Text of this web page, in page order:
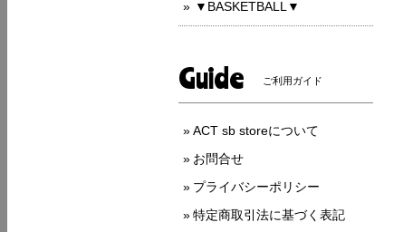
▼BASKETBALL▼
Guide ご利用ガイド
ACT sb storeについて
お問合せ
プライバシーポリシー
特定商取引法に基づく表記